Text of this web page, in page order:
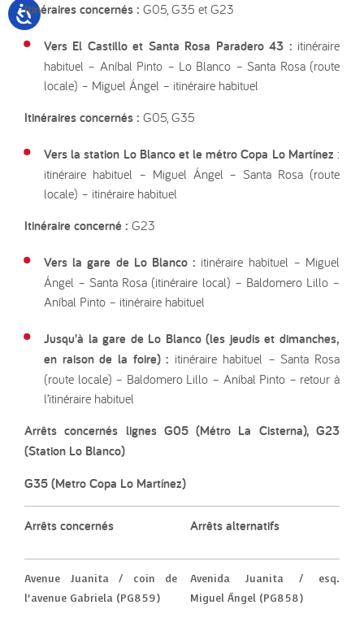
Itinéraires concernés : G05, G35 et G23
Vers El Castillo et Santa Rosa Paradero 43 : itinéraire
habituel – Aníbal Pinto – Lo Blanco – Santa Rosa (route
locale) – Miguel Ángel – itinéraire habituel
Itinéraires concernés : G05, G35
Vers la station Lo Blanco et le métro Copa Lo Martínez :
itinéraire habituel – Miguel Ángel – Santa Rosa (route
locale) – itinéraire habituel
Itinéraire concerné : G23
Vers la gare de Lo Blanco : itinéraire habituel – Miguel
Ángel – Santa Rosa (itinéraire local) – Baldomero Lillo –
Aníbal Pinto – itinéraire habituel
Jusqu’à la gare de Lo Blanco (les jeudis et dimanches,
en raison de la foire) : itinéraire habituel – Santa Rosa
(route locale) – Baldomero Lillo – Aníbal Pinto – retour à
l’itinéraire habituel
Arrêts concernés lignes G05 (Métro La Cisterna), G23
(Station Lo Blanco)
G35 (Metro Copa Lo Martínez)
Arrêts concernés Arrêts alternatifs
Avenue Juanita / coin de
l’avenue Gabriela (PG859)
Avenida Juanita / esq.
Miguel Ángel (PG858)